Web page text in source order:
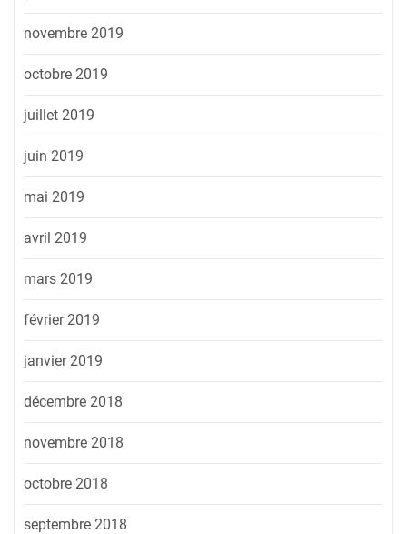
novembre 2019
octobre 2019
juillet 2019
juin 2019
mai 2019
avril 2019
mars 2019
février 2019
janvier 2019
décembre 2018
novembre 2018
octobre 2018
septembre 2018